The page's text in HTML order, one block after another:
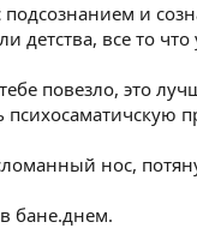
и
детства, все то
повезло, это
психосаматичскую
нос,
бане.днем.